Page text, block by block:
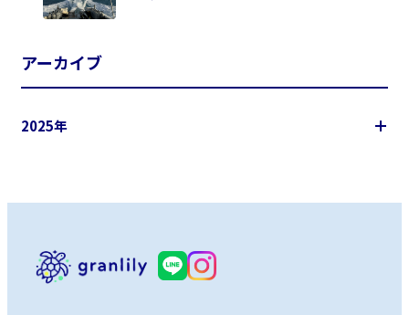
アーカイブ
2025年
2月 (12)